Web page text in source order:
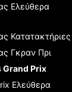
Ελεύθερα
Κατατακτήριες
Γκραν Πρι
Grand Prix
Ελεύθερα